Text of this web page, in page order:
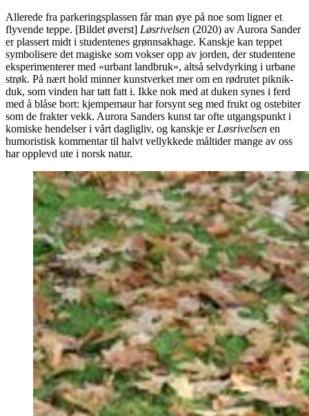
Allerede fra parkeringsplassen får man øye på noe som ligner et
flyvende teppe. [Bildet øverst] Løsrivelsen (2020) av Aurora Sander
er plassert midt i studentenes grønnsakhage. Kanskje kan teppet
symbolisere det magiske som vokser opp av jorden, der studentene
eksperimenterer med «urbant landbruk», altså selvdyrking i urbane
strøk. På nært hold minner kunstverket mer om en rødrutet piknik-
duk, som vinden har tatt fatt i. Ikke nok med at duken synes i ferd
med å blåse bort: kjempemaur har forsynt seg med frukt og ostebiter
som de frakter vekk. Aurora Sanders kunst tar ofte utgangspunkt i
komiske hendelser i vårt dagligliv, og kanskje er Løsrivelsen en
humoristisk kommentar til halvt vellykkede måltider mange av oss
har opplevd ute i norsk natur.